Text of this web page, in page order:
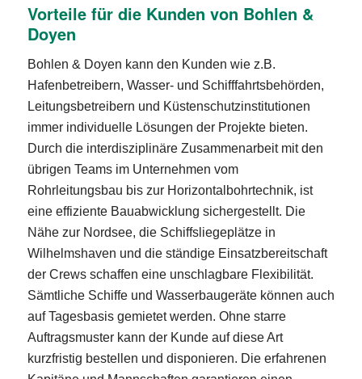
Vorteile für die Kunden von Bohlen &
Doyen
Bohlen & Doyen kann den Kunden wie z.B.
Hafenbetreibern, Wasser- und Schifffahrtsbehörden,
Leitungsbetreibern und Küstenschutzinstitutionen
immer individuelle Lösungen der Projekte bieten.
Durch die interdisziplinäre Zusammenarbeit mit den
übrigen Teams im Unternehmen vom
Rohrleitungsbau bis zur Horizontalbohrtechnik, ist
eine effiziente Bauabwicklung sichergestellt. Die
Nähe zur Nordsee, die Schiffsliegeplätze in
Wilhelmshaven und die ständige Einsatzbereitschaft
der Crews schaffen eine unschlagbare Flexibilität.
Sämtliche Schiffe und Wasserbaugeräte können auch
auf Tagesbasis gemietet werden. Ohne starre
Auftragsmuster kann der Kunde auf diese Art
kurzfristig bestellen und disponieren. Die erfahrenen